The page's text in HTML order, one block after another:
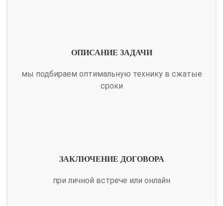
ОПИСАНИЕ ЗАДАЧИ
мы подбираем оптимальную технику в сжатые
сроки
ЗАКЛЮЧЕНИЕ ДОГОВОРА
при личной встрече или онлайн